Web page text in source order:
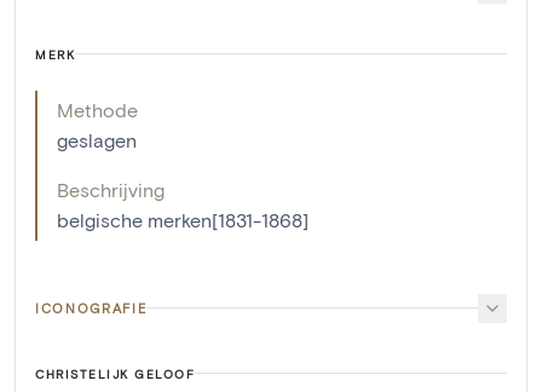
MERK
Methode
geslagen
Beschrijving
belgische merken[1831-1868]
ICONOGRAFIE
CHRISTELIJK GELOOF